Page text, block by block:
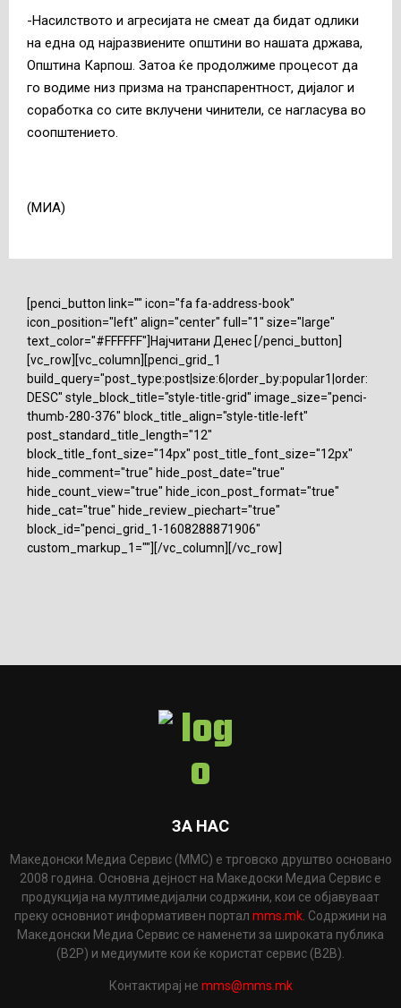
-Насилството и агресијата не смеат да бидат одлики
на една од најразвиените општини во нашата држава,
Општина Карпош. Затоа ќе продолжиме процесот да
го водиме низ призма на транспарентност, дијалог и
соработка со сите вклучени чинители, се нагласува во
соопштението.
(МИА)
[penci_button link="" icon="fa fa-address-book"
icon_position="left" align="center" full="1" size="large"
text_color="#FFFFFF"]Најчитани Денес [/penci_button]
[vc_row][vc_column][penci_grid_1
build_query="post_type:post|size:6|order_by:popular1|order:
DESC" style_block_title="style-title-grid" image_size="penci-
thumb-280-376" block_title_align="style-title-left"
post_standard_title_length="12"
block_title_font_size="14px" post_title_font_size="12px"
hide_comment="true" hide_post_date="true"
hide_count_view="true" hide_icon_post_format="true"
hide_cat="true" hide_review_piechart="true"
block_id="penci_grid_1-1608288871906"
custom_markup_1=""][/vc_column][/vc_row]
ЗА НАС
Македонски Медиа Сервис (ММС) е трговско друштво основано
2008 година. Основна дејност на Македоски Медиа Сервис е
продукција на мултимедијални содржини, кои се објавуваат
преку основниот информативен портал mms.mk . Содржини на
Македонски Медиа Сервис се наменети за широката публика
(B2P) и медиумите кои ќе користат сервис (B2B).
Контактирај не mms@mms.mk